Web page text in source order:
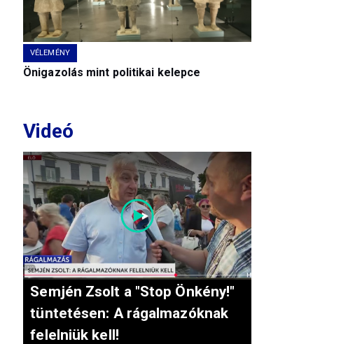
VÉLEMÉNY
Önigazolás mint politikai kelepce
Videó
Semjén Zsolt a "Stop Önkény!"
tüntetésen: A rágalmazóknak
felelniük kell!